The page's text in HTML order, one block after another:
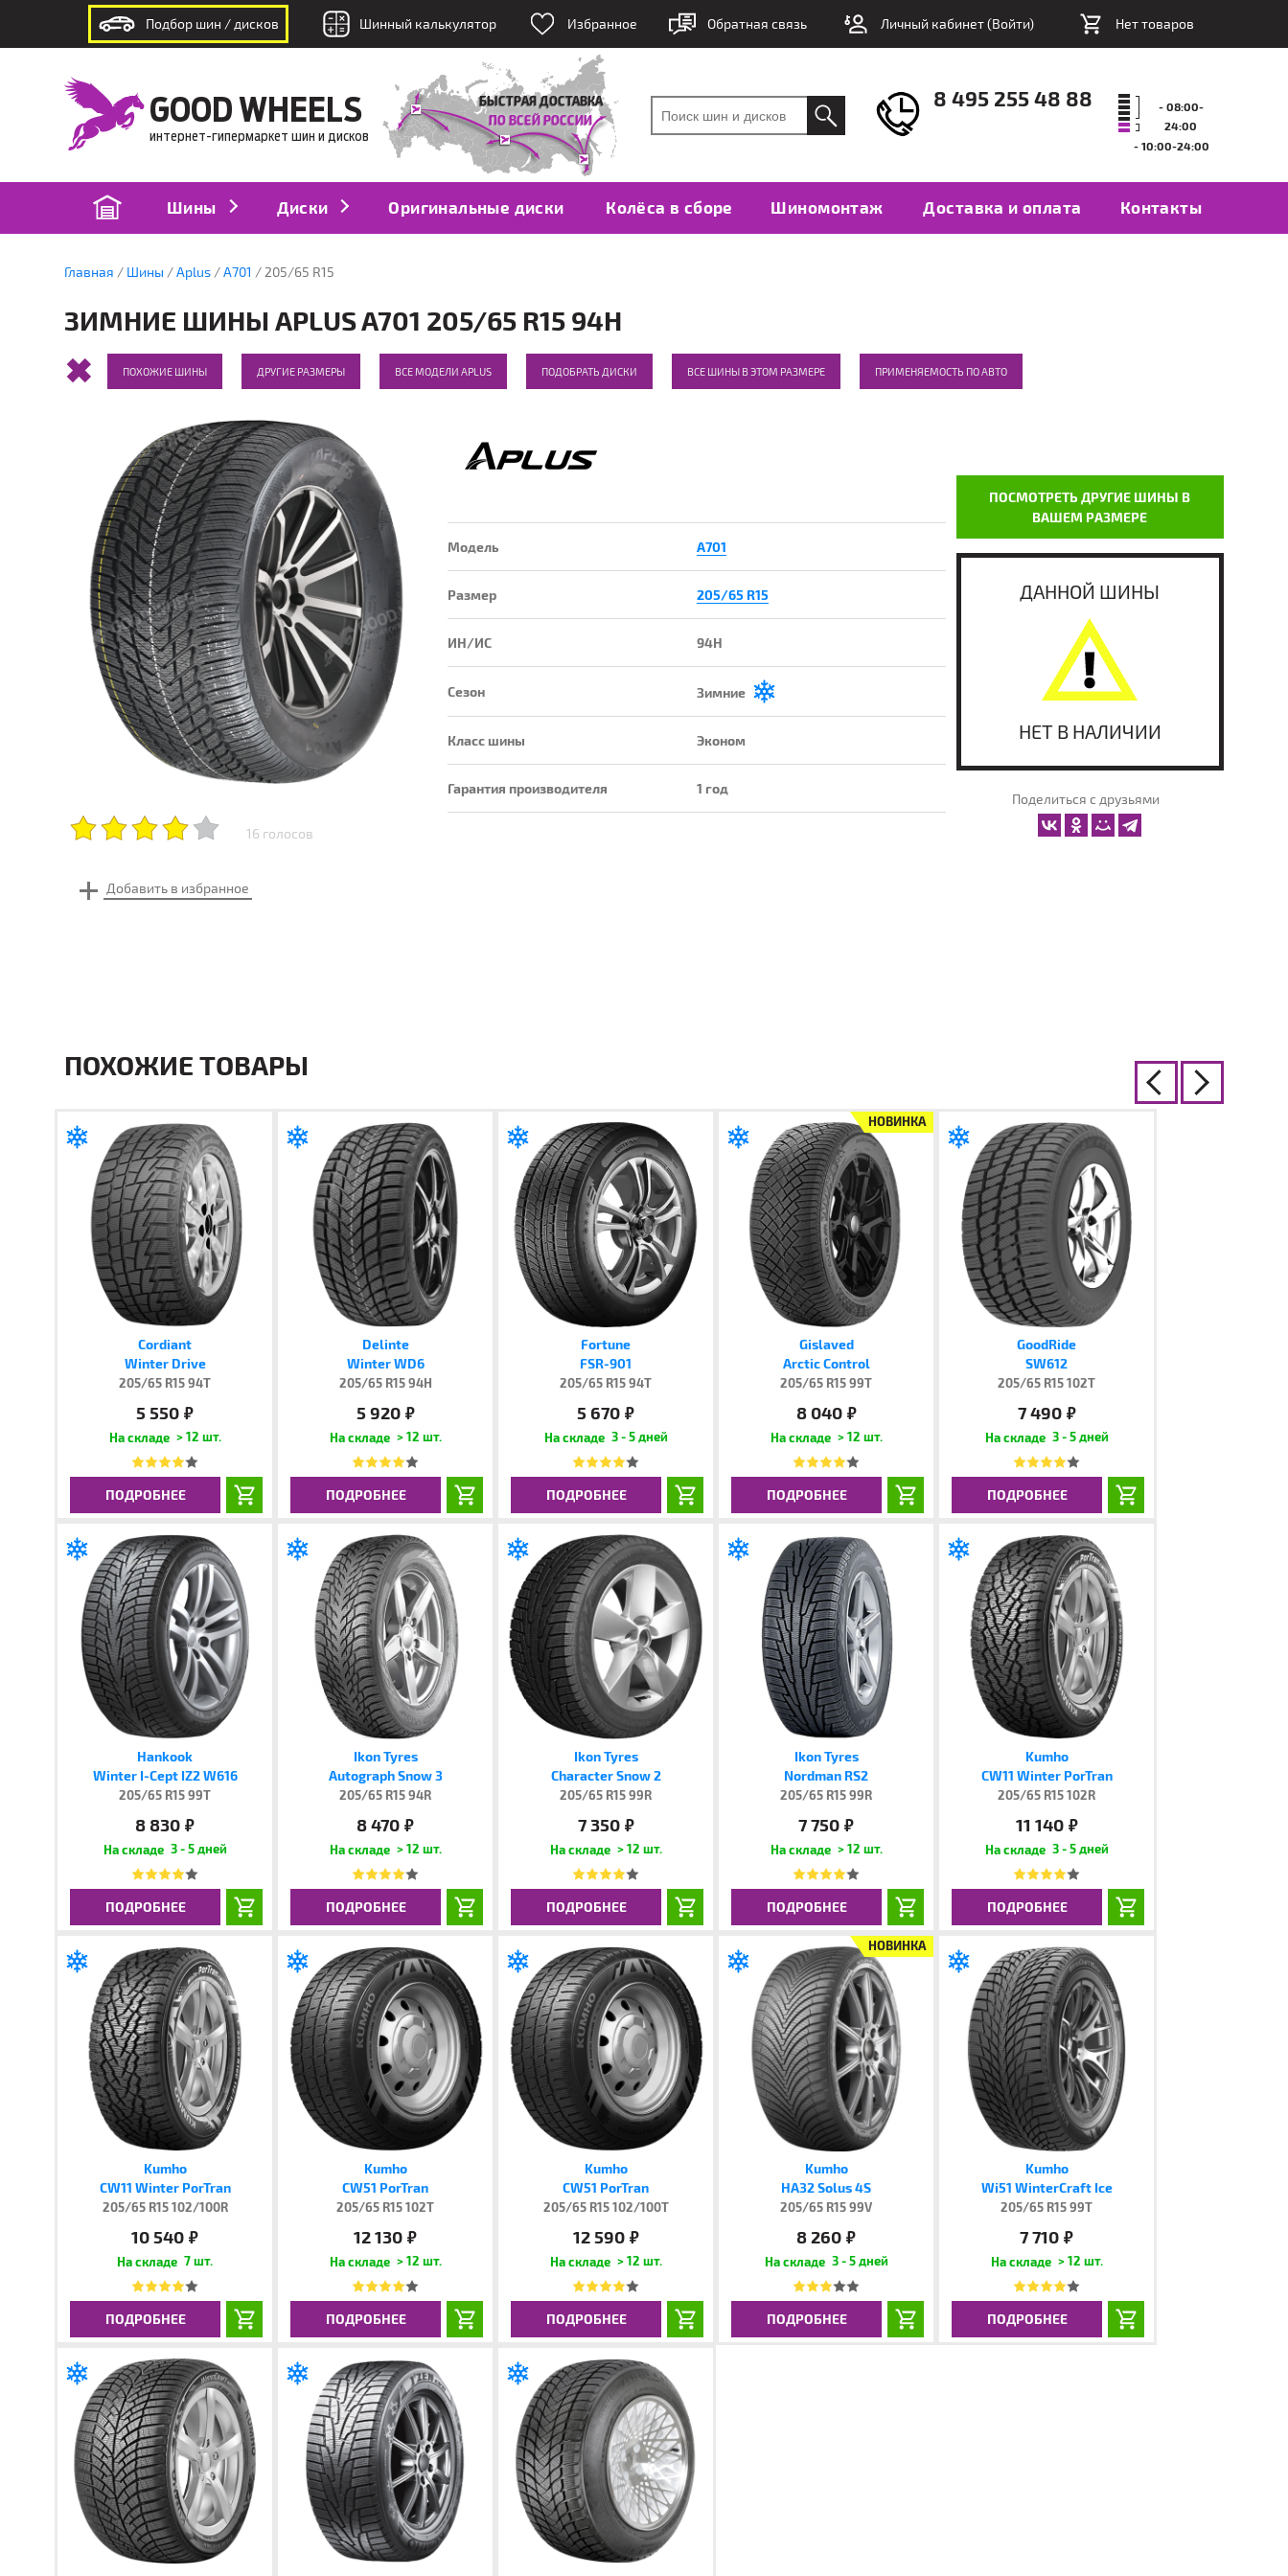
Подбор шин / дисков Шинный калькулятор Избранное Обратная связь Личный кабинет (Войти) Нет товаров
GOOD WHEELS
интернет-гипермаркет шин и дисков
8 495 255 48 88
- 08:00-
24:00
- 10:00-24:00
Шины Диски Оригинальные диски Колёса в сборе Шиномонтаж Доставка и оплата Контакты
Главная Шины Aplus A701 205/65 R15
ЗИМНИЕ ШИНЫ APLUS A701 205/65 R15 94H
ПОХОЖИЕ ШИНЫ ДРУГИЕ РАЗМЕРЫ ВСЕ МОДЕЛИ APLUS ПОДОБРАТЬ ДИСКИ ВСЕ ШИНЫ В ЭТОМ РАЗМЕРЕ ПРИМЕНЯЕМОСТЬ ПО АВТО
ПОСМОТРЕТЬ ДРУГИЕ ШИНЫ В
ВАШЕМ РАЗМЕРЕ
ДАННОЙ ШИНЫ
НЕТ В НАЛИЧИИ
Поделиться с друзьями
16 голосов
Модель A701
Размер 205/65 R15
ИН/ИС 94H
Сезон Зимние
Класс шины Эконом
Гарантия производителя 1 год
ПОХОЖИЕ ТОВАРЫ
Cordiant
Winter Drive
205/65 R15 94T
5 550 руб.
> 12 шт.
ПОДРОБНЕЕ
Delinte
Winter WD6
205/65 R15 94H
5 920 руб.
> 12 шт.
ПОДРОБНЕЕ
Fortune
FSR-901
205/65 R15 94T
5 670 руб.
3 - 5 дней
ПОДРОБНЕЕ
НОВИНКА
Gislaved
Arctic Control
205/65 R15 99T
8 040 руб.
> 12 шт.
ПОДРОБНЕЕ
GoodRide
SW612
205/65 R15 102T
7 490 руб.
3 - 5 дней
ПОДРОБНЕЕ
Hankook
Winter I-Cept IZ2 W616
205/65 R15 99T
8 830 руб.
3 - 5 дней
ПОДРОБНЕЕ
Ikon Tyres
Autograph Snow 3
205/65 R15 94R
8 470 руб.
> 12 шт.
ПОДРОБНЕЕ
Ikon Tyres
Character Snow 2
205/65 R15 99R
7 350 руб.
> 12 шт.
ПОДРОБНЕЕ
Ikon Tyres
Nordman RS2
205/65 R15 99R
7 750 руб.
> 12 шт.
ПОДРОБНЕЕ
Kumho
CW11 Winter PorTran
205/65 R15 102R
11 140 руб.
3 - 5 дней
ПОДРОБНЕЕ
Kumho
CW11 Winter PorTran
205/65 R15 102/100R
10 540 руб.
7 шт.
ПОДРОБНЕЕ
Kumho
CW51 PorTran
205/65 R15 102T
12 130 руб.
> 12 шт.
ПОДРОБНЕЕ
Kumho
CW51 PorTran
205/65 R15 102/100T
12 590 руб.
> 12 шт.
ПОДРОБНЕЕ
НОВИНКА
Kumho
HA32 Solus 4S
205/65 R15 99V
8 260 руб.
3 - 5 дней
ПОДРОБНЕЕ
Kumho
Wi51 WinterCraft Ice
205/65 R15 99T
7 710 руб.
> 12 шт.
ПОДРОБНЕЕ